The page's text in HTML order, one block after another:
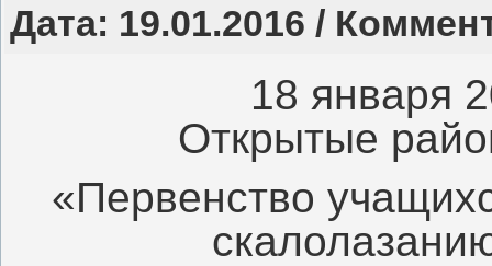
Дата: 19.01.2016 /
18 января
Открытые
«Первенство